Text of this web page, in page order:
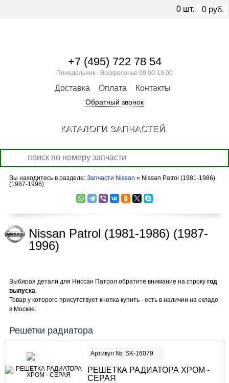
Вы находитесь в разделе: Запчасти Nissan » Nissan Patrol (1981-1986)
(1987-1996)
Nissan Patrol (1981-1986) (1987-
1996)
Выбирая детали для Ниссан Патрол обратите внимание на строку год
выпуска.
Товар у которого присутствует кнопка купить - есть в наличии на складе
в Москве.
Решетки радиатора
Артикул №: SK-16079
РЕШЕТКА РАДИАТОРА ХРОМ -
СЕРАЯ
+7 (495) 722 78 54
Понедельник - Воскресенье 09.00-19.00
Доставка Оплата Контакты
Обратный звонок
0 шт. 0 руб.
КАТАЛОГИ ЗАПЧАСТЕЙ